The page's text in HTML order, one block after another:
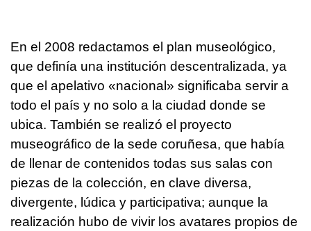
En el 2008 redactamos el plan museológico,
que definía una institución descentralizada, ya
que el apelativo «nacional» significaba servir a
todo el país y no solo a la ciudad donde se
ubica. También se realizó el proyecto
museográfico de la sede coruñesa, que había
de llenar de contenidos todas sus salas con
piezas de la colección, en clave diversa,
divergente, lúdica y participativa; aunque la
realización hubo de vivir los avatares propios de